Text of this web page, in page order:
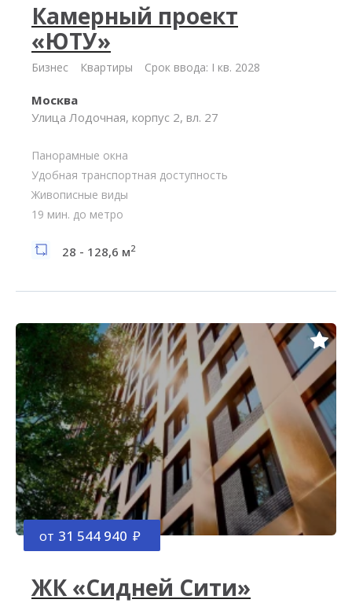
Камерный проект
«ЮТУ»
Бизнес Квартиры Срок ввода: I кв. 2028
Москва
Улица Лодочная, корпус 2, вл. 27
Панорамные окна
Удобная транспортная доступность
Живописные виды
19 мин. до метро
28 - 128,6 м2
от 31 544 940
ЖК «Сидней Сити»